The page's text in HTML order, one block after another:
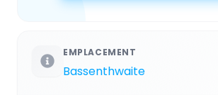
EMPLACEMENT
Bassenthwaite